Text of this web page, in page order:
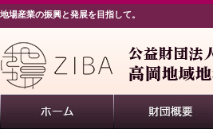
地場産業の振興と発展を目指して。